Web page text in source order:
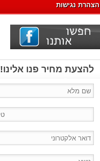
הצהרת נגישות
להצעת מחיר פנו אלינו!